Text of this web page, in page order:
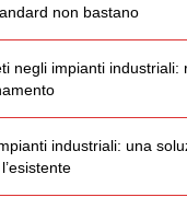
non bastano
negli impianti industriali:
industriali: una